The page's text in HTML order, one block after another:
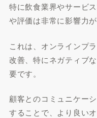
特に飲食業界やサービ
や評価は非常に影響力が
これは、オンラインプ
改善、特にネガティブ
要です。
顧客とのコミュニケー
することで、より良い